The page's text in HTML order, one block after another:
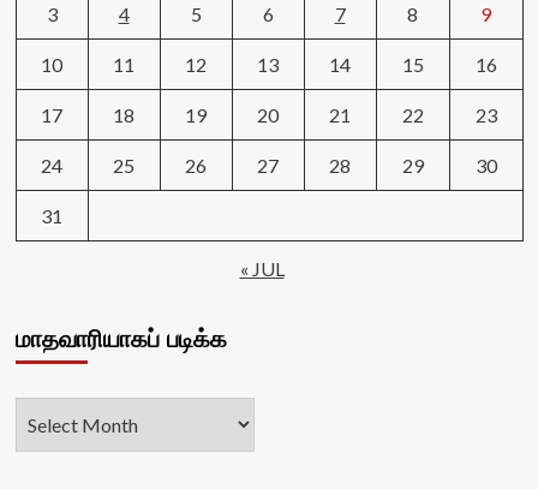
3 4 5 6 7 8 9
10 11 12 13 14 15 16
17 18 19 20 21 22 23
24 25 26 27 28 29 30
31
« JUL
மாதவாரியாகப் படிக்க